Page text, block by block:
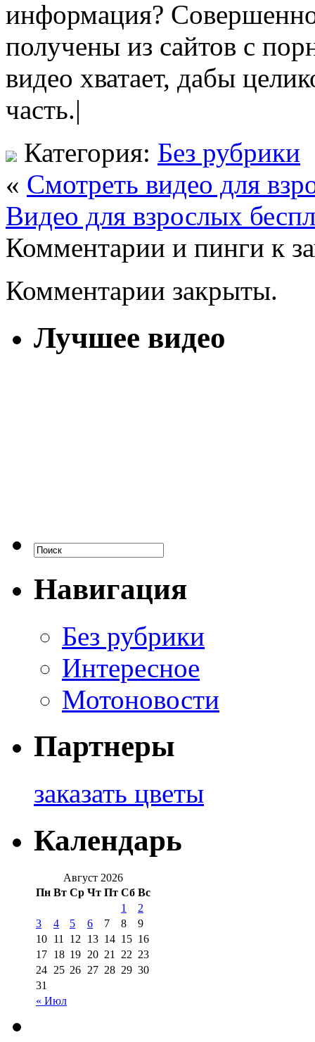
информация?
получены из сайтов с
видео хватает, дабы
часть.|
Категория: Без рубрики
« Смотреть видео для
Видео для взрослых
Комментарии и пинги к
Комментарии закрыты.
Лучшее видео
Навигация
Без рубрики
Интересное
Мотоновости
Партнеры
заказать цветы
Календарь
Август 2026
Пн Вт Ср Чт Пт Сб Вс
« Июл
1
2
3
4 5 6 7 8
9
10 11 12 13 14 15 16
17 18 19 20 21 22 23
24 25 26 27 28 29 30
31